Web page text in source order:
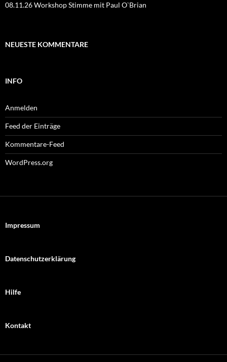
08.11.26 Workshop Stimme mit Paul O`Brian
NEUESTE KOMMENTARE
INFO
Anmelden
Feed der Einträge
Kommentare-Feed
WordPress.org
Impressum
Datenschutzerklärung
Hilfe
Kontakt